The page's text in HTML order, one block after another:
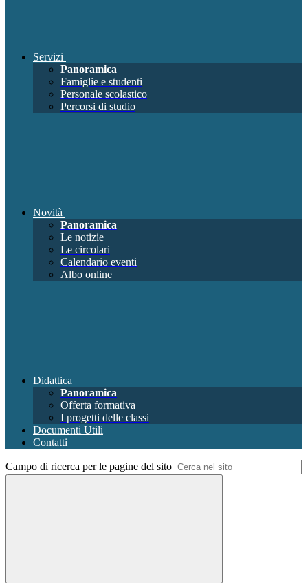
Servizi
Panoramica
Famiglie e studenti
Personale scolastico
Percorsi di studio
Novità
Panoramica
Le notizie
Le circolari
Calendario eventi
Albo online
Didattica
Panoramica
Offerta formativa
I progetti delle classi
Documenti Utili
Contatti
Campo di ricerca per le pagine del sito